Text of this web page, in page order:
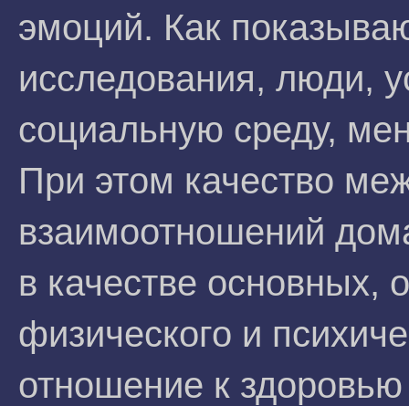
эмоций. Как
исследования, люди,
социальную среду,
При этом качество
взаимоотношений
в качестве основных,
физического и
отношение к